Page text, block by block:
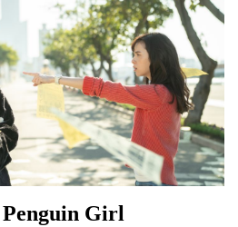
Girl